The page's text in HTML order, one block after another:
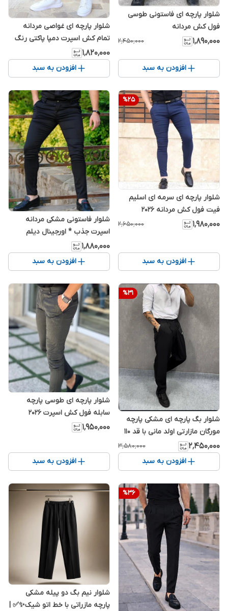
شلوار پارچه ای فاستونی طوسی
فول کش مردانه
۱٬۸۹۰٬۰۰۰ ۲٬۴۵۰٬۰۰۰
افزودن به سبد
شلوار پارچه ای غواصی مردانه
تمام کش اسپرت دمپا پاکتی رنگ
طوسی
۱٬۸۲۰٬۰۰۰
افزودن به سبد
%25
شلوار پارچه ای سرمه ای اسلیم
فیت فول کش مردانه 2026
۱٬۹۸۰٬۰۰۰ ۲٬۶۵۰٬۰۰۰
افزودن به سبد
شلوار فاستونی مشکی مردانه
اسپرت جذب * اورجینال دیلم
۱٬۸۸۰٬۰۰۰
افزودن به سبد
%31
شلوار بگ پارچه ای مشکی پارچه
مورگان مازارتی اولد مانی با قد 110
سانت
۲٬۴۵۰٬۰۰۰ ۳٬۵۸۰٬۰۰۰
افزودن به سبد
شلوار پارچه ای طوسی پارچه
سابله فول کش اسپرت 2026
۱٬۹۵۰٬۰۰۰
افزودن به سبد
%36
شلوار نیم بگ دو پیله مشکی
پارچه مازراتی با خط اتو شیک✨✅ |